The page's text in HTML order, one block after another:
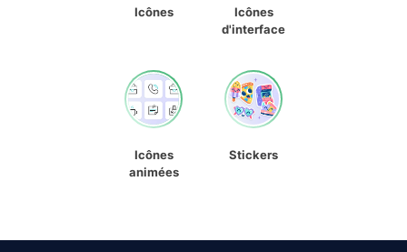
Icônes
Icônes
d'interface
Icônes
animées
Stickers